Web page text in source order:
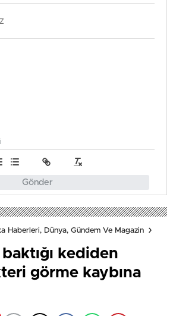
Gönder
Haberleri, Dünya, Gündem Ve Magazin
kediden
görme kaybına